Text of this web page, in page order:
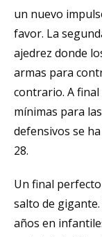
un nuevo
favor. La
ajedrez donde
armas para
contrario. A
mínimas para
defensivos se
28.
Un final
salto de
años en